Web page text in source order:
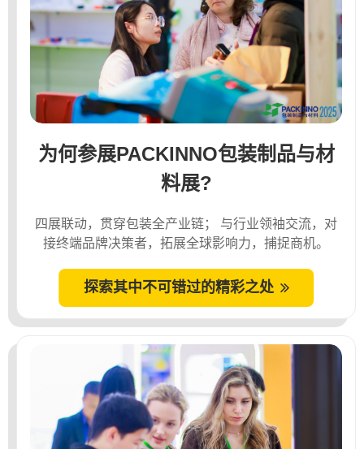
为何参展PACKINNO包装制品与材
料展?
四展联动，贯穿包装全产业链； 与行业领袖交流，对
接终端品牌决策者，拓展全球影响力，捕捉商机。
探索其中不可错过的精彩之处